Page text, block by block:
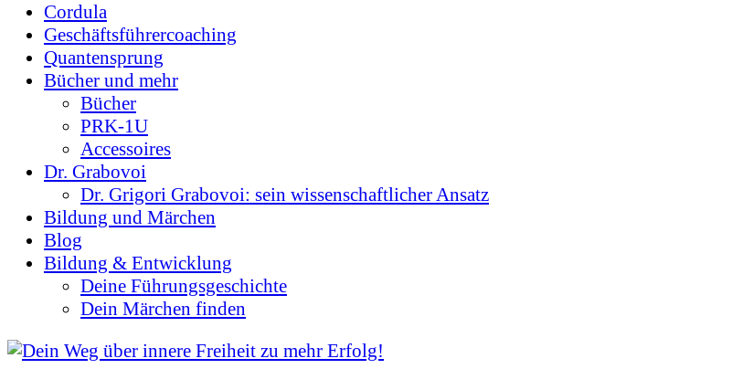
Cordula
Geschäftsführercoaching
Quantensprung
Bücher und mehr
Bücher
PRK-1U
Accessoires
Dr. Grabovoi
Dr. Grigori Grabovoi: sein wissenschaftlicher Ansatz
Bildung und Märchen
Blog
Bildung & Entwicklung
Deine Führungsgeschichte
Dein Märchen finden